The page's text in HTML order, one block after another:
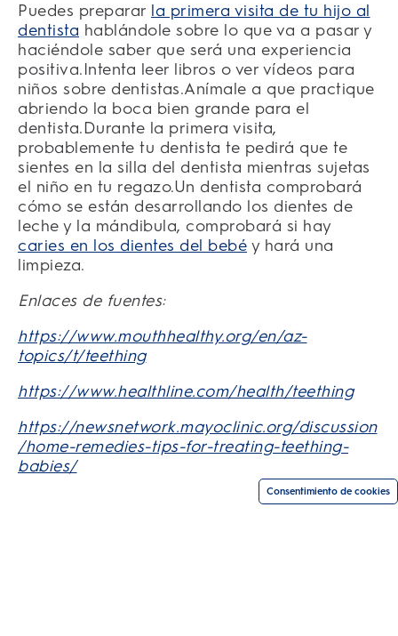
Puedes preparar la primera visita de tu hijo al
dentista hablándole sobre lo que va a pasar y
haciéndole saber que será una experiencia
positiva.Intenta leer libros o ver vídeos para
niños sobre dentistas.Anímale a que practique
abriendo la boca bien grande para el
dentista.Durante la primera visita,
probablemente tu dentista te pedirá que te
sientes en la silla del dentista mientras sujetas
el niño en tu regazo.Un dentista comprobará
cómo se están desarrollando los dientes de
leche y la mándibula, comprobará si hay
caries en los dientes del bebé y hará una
limpieza.
Enlaces de fuentes:
https://www.mouthhealthy.org/en/az-
topics/t/teething
https://www.healthline.com/health/teething
https://newsnetwork.mayoclinic.org/discussion
/home-remedies-tips-for-treating-teething-
babies/
Consentimiento de cookies